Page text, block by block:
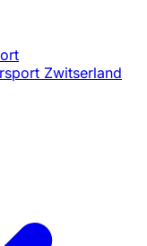
Zwitserland